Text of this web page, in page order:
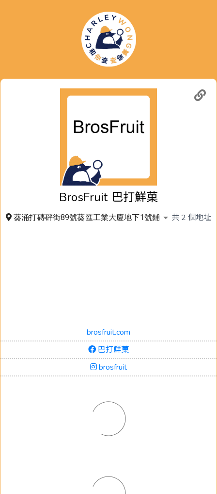
BrosFruit 巴打鮮菓
葵涌打磚砰街89號葵匯工業大廈地下1號鋪 共 2 個地址
brosfruit.com
巴打鮮菓
brosfruit